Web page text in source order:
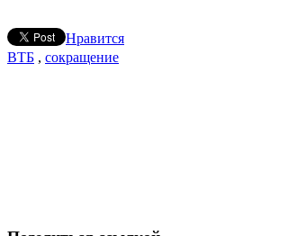
Нравится
ВТБ , сокращение